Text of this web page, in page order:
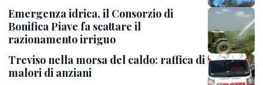
Emergenza idrica, il Consorzio di
Bonifica Piave fa scattare il
razionamento irriguo
Treviso nella morsa del caldo: raffica di
malori di anziani